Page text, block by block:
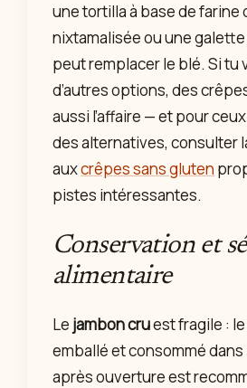
une tortilla à base de farine
nixtamalisée ou une
peut remplacer le blé. Si tu
d’autres options, des
aussi l’affaire — et pour
des alternatives, consulter
auxcrêpes sans gluten
pistes intéressantes.
Conservation et
alimentaire
Le jambon cruest fragile :
emballé et consommé
après ouverture est